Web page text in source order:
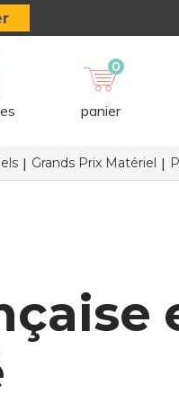
0
panier
Grands Prix Matériel